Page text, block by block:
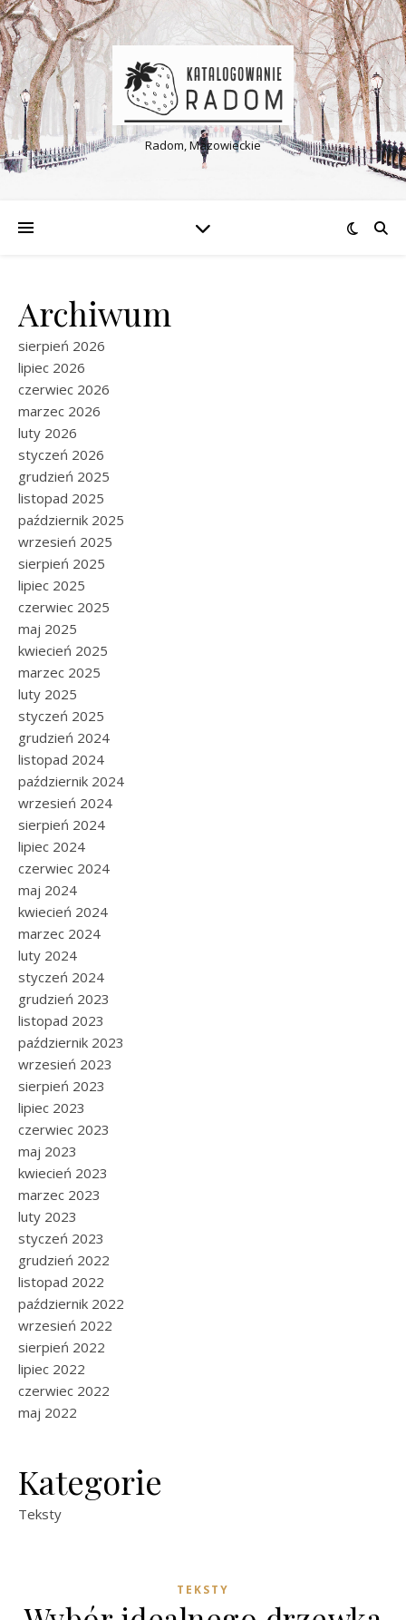
Radom, Mazowieckie
Archiwum
sierpień 2026
lipiec 2026
czerwiec 2026
marzec 2026
luty 2026
styczeń 2026
grudzień 2025
listopad 2025
październik 2025
wrzesień 2025
sierpień 2025
lipiec 2025
czerwiec 2025
maj 2025
kwiecień 2025
marzec 2025
luty 2025
styczeń 2025
grudzień 2024
listopad 2024
październik 2024
wrzesień 2024
sierpień 2024
lipiec 2024
czerwiec 2024
maj 2024
kwiecień 2024
marzec 2024
luty 2024
styczeń 2024
grudzień 2023
listopad 2023
październik 2023
wrzesień 2023
sierpień 2023
lipiec 2023
czerwiec 2023
maj 2023
kwiecień 2023
marzec 2023
luty 2023
styczeń 2023
grudzień 2022
listopad 2022
październik 2022
wrzesień 2022
sierpień 2022
lipiec 2022
czerwiec 2022
maj 2022
Kategorie
Teksty
TEKSTY